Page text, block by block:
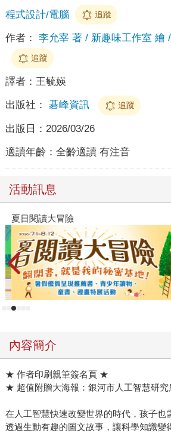
程式設計/電腦
追蹤
作者： 李允宰 著 / 新趣味工作室 繪
追蹤
譯者： 王毓媖
出版社： 碁峰資訊 追蹤
出版日： 2026/03/26
適讀年齡： 全齡適讀 有注音
活動訊息
夏日閱讀大冒險
內容簡介
★ 作者印刷親筆簽名頁 ★
★ 超值附贈大海報：銀河市人工智慧研
在人工智慧快速改變世界的時代，孩子也
透過生動有趣的圖文故事，讓科學知識變